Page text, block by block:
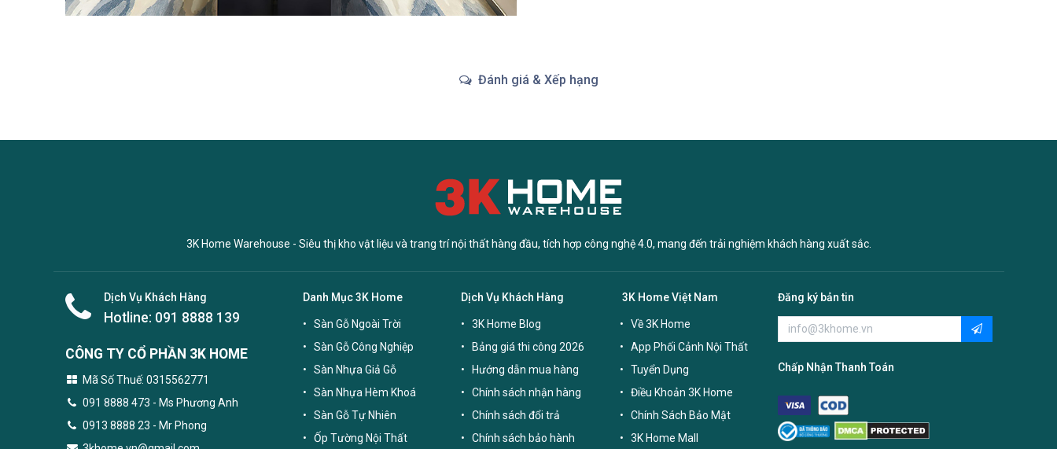
Đánh giá & Xếp hạng
3K Home Warehouse - Siêu thị kho vật liệu và trang trí nội thất hàng đầu, tích hợp công nghệ 4.0, mang đến trải nghiệm khách hàng xuất sắc.
Dịch Vụ Khách Hàng
Hotline: 091 8888 139
CÔNG TY CỔ PHẦN 3K HOME
Mã Số Thuế: 0315562771
091 8888 473 - Ms Phương Anh
0913 8888 23 - Mr Phong
Danh Mục 3K Home
Sàn Gỗ Ngoài Trời
Sàn Gỗ Công Nghiệp
Sàn Nhựa Giả Gỗ
Sàn Nhựa Hèm Khoá
Sàn Gỗ Tự Nhiên
Ốp Tường Nội Thất
Dịch Vụ Khách Hàng
3K Home Blog
Bảng giá thi công 2026
Hướng dẫn mua hàng
Chính sách nhận hàng
Chính sách đổi trả
Chính sách bảo hành
3K Home Việt Nam
Về 3K Home
App Phối Cảnh Nội Thất
Tuyển Dụng
Điều Khoản 3K Home
Chính Sách Bảo Mật
3K Home Mall
Đăng ký bản tin
Chấp Nhận Thanh Toán